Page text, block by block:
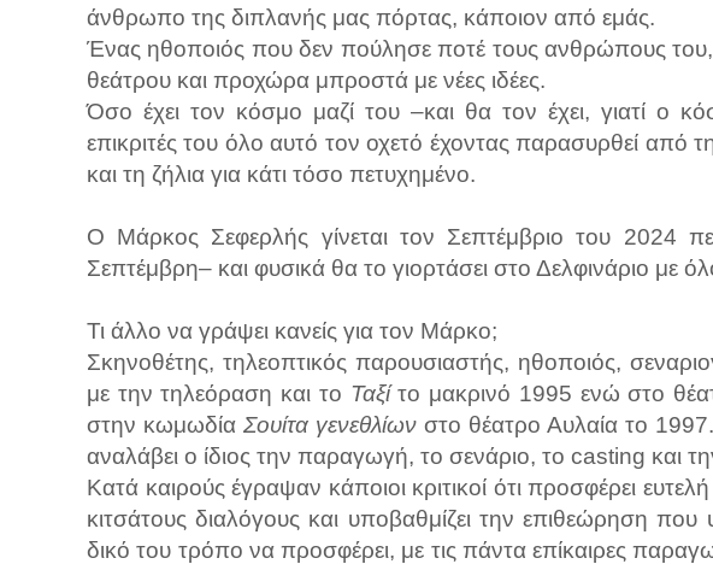
άνθρωπο της διπλανής μας πόρτας, κάποιον από εμάς.
Ένας ηθοποιός που δεν πούλησε ποτέ τους ανθρώπους του,
θεάτρου και προχώρα μπροστά με νέες ιδέες.
Όσο έχει τον κόσμο μαζί του –και θα τον έχει, γιατί ο
επικριτές του όλο αυτό τον οχετό έχοντας παρασυρθεί από
και τη ζήλια για κάτι τόσο πετυχημένο.
Ο Μάρκος Σεφερλής γίνεται τον Σεπτέμβριο του 2024
Σεπτέμβρη– και φυσικά θα το γιορτάσει στο Δελφινάριο με
Τι άλλο να γράψει κανείς για τον Μάρκο;
Σκηνοθέτης, τηλεοπτικός παρουσιαστής, ηθοποιός,
με την τηλεόραση και το Ταξίτο μακρινό 1995 ενώ στο
στην κωμωδία Σουίτα γενεθλίων στο θέατρο Αυλαία το
αναλάβει ο ίδιος την παραγωγή, το σενάριο, το casting και
Κατά καιρούς έγραψαν κάποιοι κριτικοί ότι προσφέρει
κιτσάτους διαλόγους και υποβαθμίζει την επιθεώρηση
δικό του τρόπο να προσφέρει, με τις πάντα επίκαιρες